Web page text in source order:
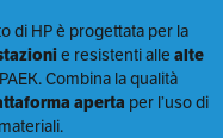
di HP è progettata per la
e resistenti alle alte
Combina la qualità
aperta per l’uso di